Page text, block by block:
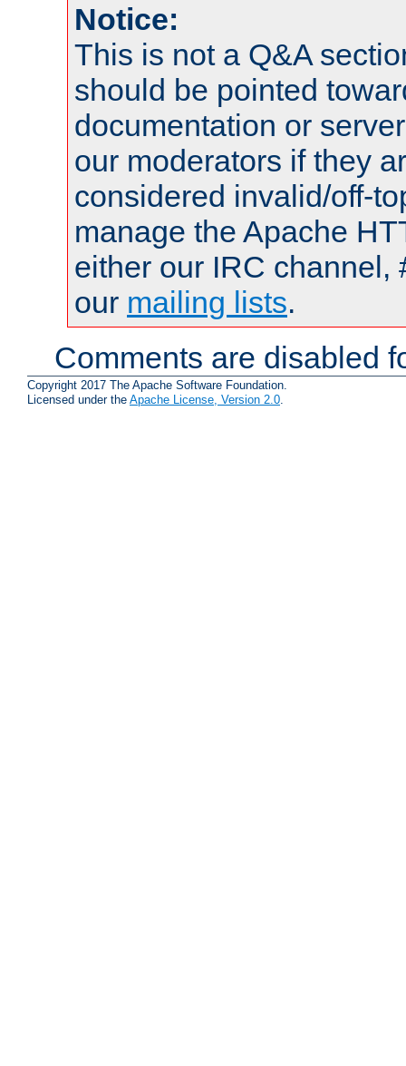
Notice:
This is not a Q&A
should be pointed
documentation or
our moderators if they
considered invalid/off-
manage the Apache
either our IRC channel,
our mailing lists.
Comments are disabled
Copyright 2017 The Apache Software Foundation.
Licensed under the Apache License, Version 2.0.